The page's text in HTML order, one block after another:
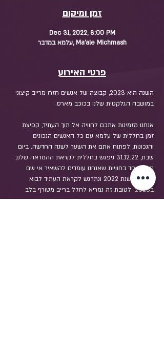
זמן ומיקום
Dec 31, 2022, 8:00 PM
עלמא במדבר, Ma'ale Michmash
פרטי האירוע
השנה היא 2023, קבוצה של אנשים חזרו מרייב קיצוני
במושבה הגלקטית שלנו בכוכב מארס.
אנחנו מזמינות אתכם לחוויה אל תוך העתיד, קפיצת
זמן בחללית של עלמא עם כל האנשים הנכונים
והנכונות, לפתוח אתם את השער לשנה החדשה. ביום
שבת, 31.12.22 ניפגש בחללית לקראת ההמראה שלנו,
נזכר ביחד בחוויות שאנחנו עומדים להשאיר אי שם
מאחור בשנת 2022 ונתרגש לקראת העתיד לבוא
ב2023. לטובת זה נמריא לחלל ברייב מטורף בלב
המדבר.